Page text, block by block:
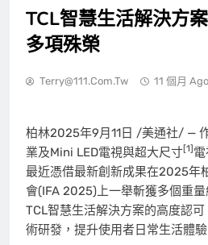
TCL智慧生活解決方
多項殊榮
Terry@111.com.tw 11 個月 Ago
柏林2025年9月11日 /美通社/ —
業及Mini LED電視與超大尺寸[1]
最近憑借最新創新成果在2025年
會(IFA 2025)上一舉斬獲多個重
TCL智慧生活解決方案的高度認
術研發，提升使用者日常生活體驗